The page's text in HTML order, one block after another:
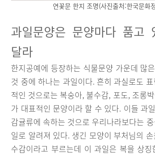
연꽃문 한지 조명(사진출처:한국문화
과일문양은 문양마다 품고
달라
한지공예에 등장하는 식물문양 가운데 많
것 중에 하나는 과일이다. 흔히 과실로도
적인 것으로는 복숭아, 불수감, 포도, 조롱
가 대표적인 문양이라 할 수 있다. 이들 과
감귤류에 속하는 것으로 우리나라보다는
일로 알려져 있다. 생긴 모양이 부처님의
수감이라고 부르는데 이 과일은 복을 상